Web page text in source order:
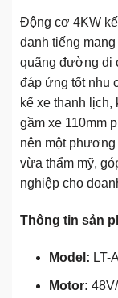
Động cơ 4KW
danh tiếng
quãng đường di
đáp ứng tốt nhu
kế xe thanh lịch,
gầm xe 110mm
nên một
vừa thẩm mỹ,
nghiệp cho
Thông tin sản
Model: LT-
Motor: